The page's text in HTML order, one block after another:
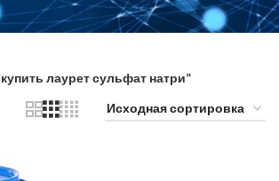
лаурет сульфат натри”